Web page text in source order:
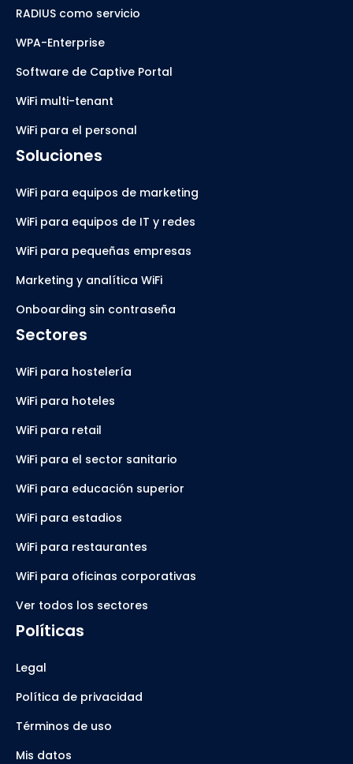
RADIUS como servicio
WPA-Enterprise
Software de Captive Portal
WiFi multi-tenant
WiFi para el personal
Soluciones
WiFi para equipos de marketing
WiFi para equipos de IT y redes
WiFi para pequeñas empresas
Marketing y analítica WiFi
Onboarding sin contraseña
Sectores
WiFi para hostelería
WiFi para hoteles
WiFi para retail
WiFi para el sector sanitario
WiFi para educación superior
WiFi para estadios
WiFi para restaurantes
WiFi para oficinas corporativas
Ver todos los sectores
Políticas
Legal
Política de privacidad
Términos de uso
Mis datos